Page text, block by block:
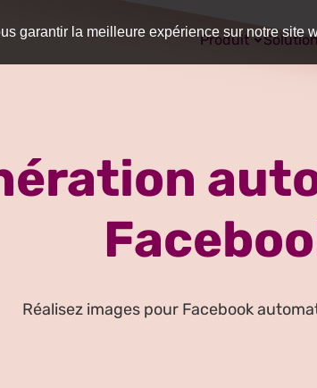
garantir la meilleure expérience sur notre site
Produit
Réalisez images pour Facebook